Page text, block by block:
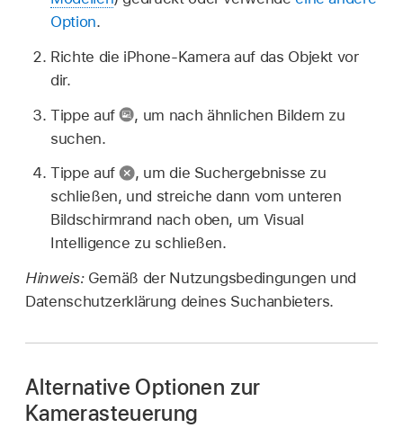
Option.
Richte die iPhone-Kamera auf das Objekt vor
dir.
Tippe auf
, um nach ähnlichen Bildern zu
suchen.
Tippe auf
, um die Suchergebnisse zu
schließen, und streiche dann vom unteren
Bildschirmrand nach oben, um Visual
Intelligence zu schließen.
Hinweis: Gemäß der Nutzungsbedingungen und
Datenschutzerklärung deines Suchanbieters.
Alternative Optionen zur
Kamerasteuerung